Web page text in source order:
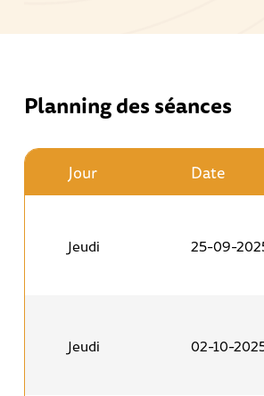
Planning des séances
Jour Date
Jeudi 25-09-
Jeudi 02-10-